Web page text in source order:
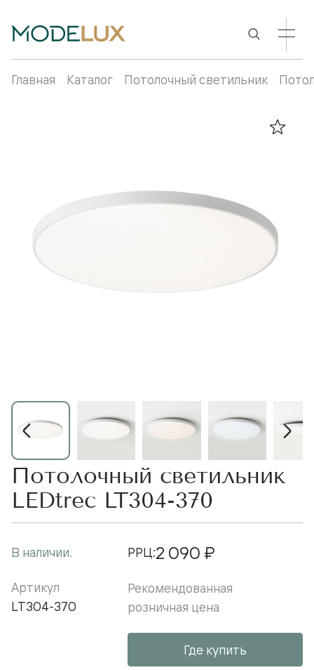
Главная Каталог Потолочный светильник
Потолочный светильник
LEDtrec LT304-370
В наличии.
Артикул
LT304-370
РРЦ:2 090 ₽
Рекомендованная
розничная цена
Где купить